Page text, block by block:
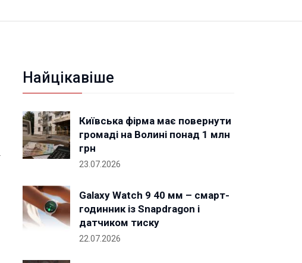
Найцікавіше
Київська фірма має повернути
громаді на Волині понад 1 млн
грн
23.07.2026
Galaxy Watch 9 40 мм – смарт-
годинник із Snapdragon і
датчиком тиску
22.07.2026